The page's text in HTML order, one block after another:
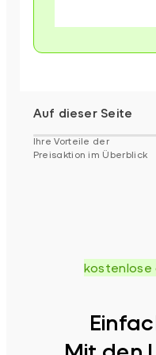
Auf dieser Seite
Ihre Vorteile der
Preisaktion im Überblick
kostenlose